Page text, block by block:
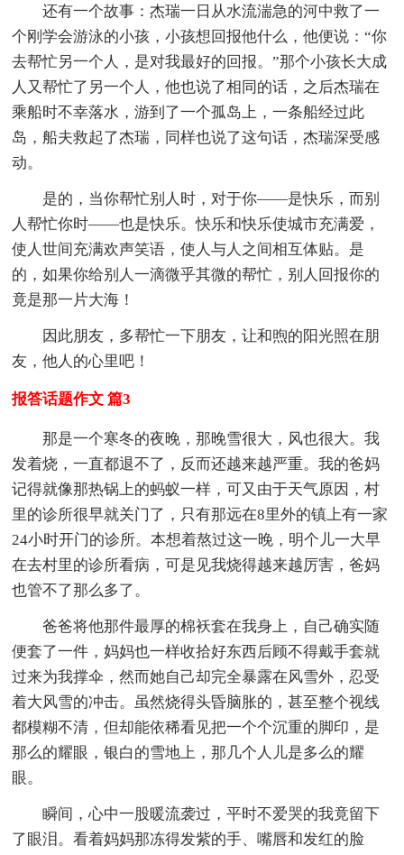
还有一个故事：杰瑞一日从水流湍急的河中救了一
个刚学会游泳的小孩，小孩想回报他什么，他便说：“你
去帮忙另一个人，是对我最好的回报。”那个小孩长大成
人又帮忙了另一个人，他也说了相同的话，之后杰瑞在
乘船时不幸落水，游到了一个孤岛上，一条船经过此
岛，船夫救起了杰瑞，同样也说了这句话，杰瑞深受感
动。
是的，当你帮忙别人时，对于你——是快乐，而别
人帮忙你时——也是快乐。快乐和快乐使城市充满爱，
使人世间充满欢声笑语，使人与人之间相互体贴。是
的，如果你给别人一滴微乎其微的帮忙，别人回报你的
竟是那一片大海！
因此朋友，多帮忙一下朋友，让和煦的阳光照在朋
友，他人的心里吧！
报答话题作文 篇3
那是一个寒冬的夜晚，那晚雪很大，风也很大。我
发着烧，一直都退不了，反而还越来越严重。我的爸妈
记得就像那热锅上的蚂蚁一样，可又由于天气原因，村
里的诊所很早就关门了，只有那远在8里外的镇上有一家
24小时开门的诊所。本想着熬过这一晚，明个儿一大早
在去村里的诊所看病，可是见我烧得越来越厉害，爸妈
也管不了那么多了。
爸爸将他那件最厚的棉袄套在我身上，自己确实随
便套了一件，妈妈也一样收拾好东西后顾不得戴手套就
过来为我撑伞，然而她自己却完全暴露在风雪外，忍受
着大风雪的冲击。虽然烧得头昏脑胀的，甚至整个视线
都模糊不清，但却能依稀看见把一个个沉重的脚印，是
那么的耀眼，银白的雪地上，那几个人儿是多么的耀
眼。
瞬间，心中一股暖流袭过，平时不爱哭的我竟留下
了眼泪。看着妈妈那冻得发紫的手、嘴唇和发红的脸